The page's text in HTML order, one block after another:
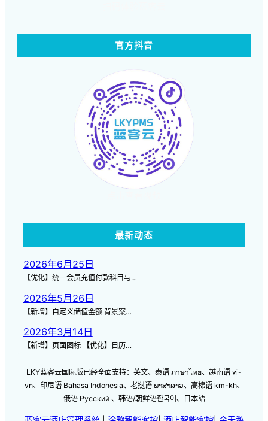
官方抖音
最新动态
2026年6月25日
【优化】统一会员充值付款科目与…
2026年5月26日
【新增】自定义储值金额 背景案…
2026年3月14日
【新增】页面图标 【优化】日历…
LKY蓝客云国际版已经全面支持：英文、泰语 ภาษาไทย、越南语 vi-
vn、印尼语 Bahasa Indonesia、老挝语 ພາສາລາວ、高棉语 km-kh、
俄语 Русский 、韩语/朝鲜语한국어、日本語